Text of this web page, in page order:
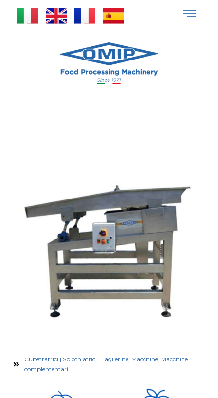
Cubettatrici | Spicchiatrici | Taglierine, Macchine, Macchine
complementari